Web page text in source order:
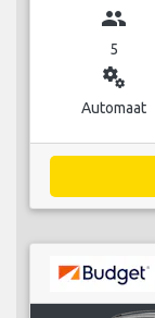
group
5
miscellaneous_services
Automaat